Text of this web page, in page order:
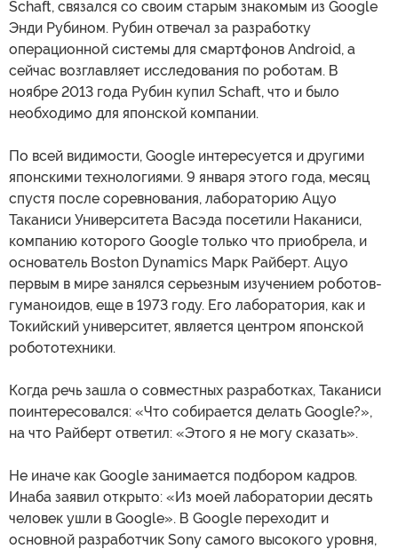
Sсhaft, связался со своим старым знакомым из Google
Энди Рубином. Рубин отвечал за разработку
операционной системы для смартфонов Android, а
сейчас возглавляет исследования по роботам. В
ноябре 2013 года Рубин купил Sсhaft, что и было
необходимо для японской компании.
По всей видимости, Google интересуется и другими
японскими технологиями. 9 января этого года, месяц
спустя после соревнования, лабораторию Ацуо
Таканиси Университета Васэда посетили Наканиси,
компанию которого Google только что приобрела, и
основатель Boston Dynamics Марк Райберт. Ацуо
первым в мире занялся серьезным изучением роботов-
гуманоидов, еще в 1973 году. Его лаборатория, как и
Токийский университет, является центром японской
робототехники.
Когда речь зашла о совместных разработках, Таканиси
поинтересовался: «Что собирается делать Google?»,
на что Райберт ответил: «Этого я не могу сказать».
Не иначе как Google занимается подбором кадров.
Инаба заявил открыто: «Из моей лаборатории десять
человек ушли в Google». В Google переходит и
основной разработчик Sony самого высокого уровня,